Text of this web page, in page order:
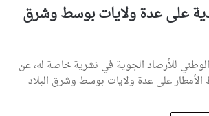
على عدة ولايات بوسط وشرق
للأرصاد الجوية في نشرية خاصة له، عن
على عدة ولايات بوسط وشرق البلاد